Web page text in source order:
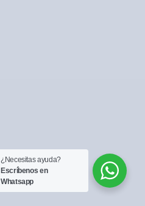
¿Necesitas ayuda?
Escríbenos en
Whatsapp